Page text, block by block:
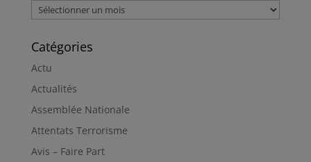
Archives
Catégories
Actu
Actualités
Assemblée Nationale
Attentats Terrorisme
Avis – Faire Part